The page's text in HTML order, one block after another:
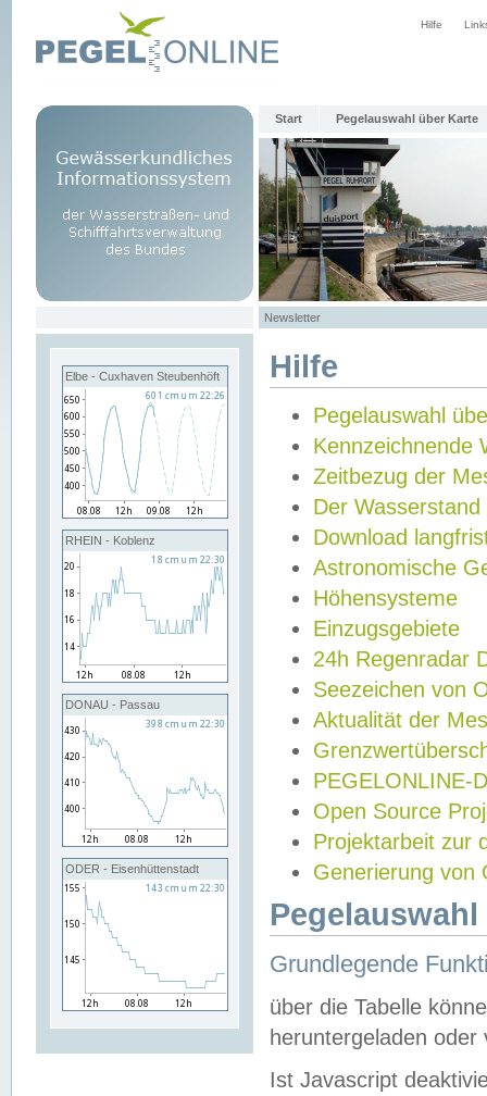
Hilfe
Start Pegelauswahl über Karte
Newsletter
Elbe - Cuxhaven Steubenhöft
RHEIN - Koblenz
DONAU - Passau
ODER - Eisenhüttenstadt
Hilfe
Pegelauswahl
Kennzeichnende
Zeitbezug der
Der Wasserstand
Download
Astronomische
Höhensysteme
Einzugsgebiete
24h Regenradar
Seezeichen von
Aktualität der
PEGELONLINE-
Open Source
Projektarbeit zur
Generierung von
Grundlegende
über die Tabelle
heruntergeladen oder
Ist Javascript